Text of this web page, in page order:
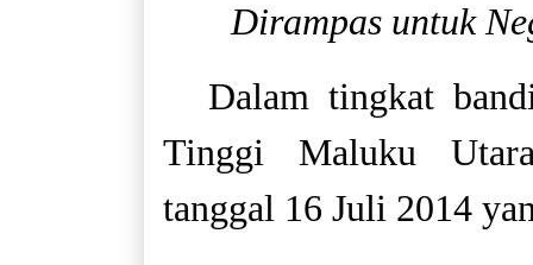
Dirampas untuk
Dalam tingkat
Tinggi Maluku
tanggal 16 Juli 2014